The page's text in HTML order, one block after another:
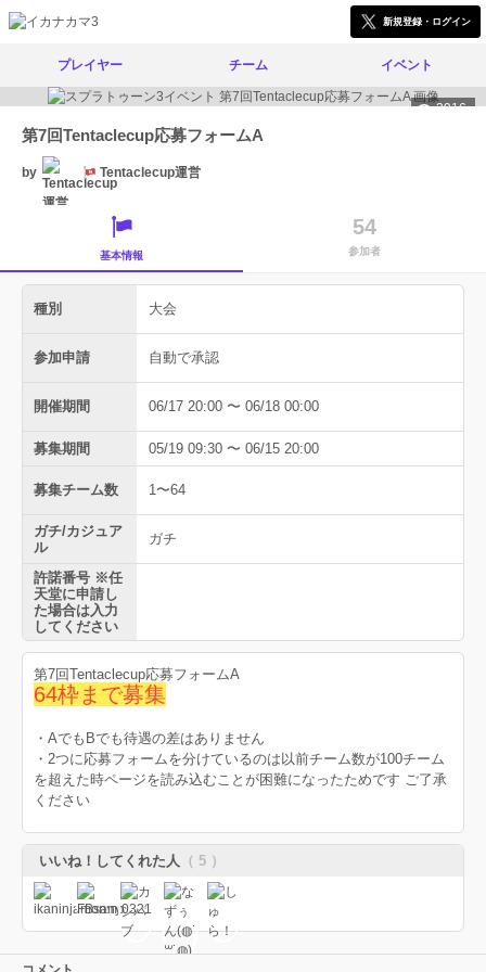
新規登録・ログイン
プレイヤー チーム イベント
3916
第7回Tentaclecup応募フォームA
by Tentaclecup運営
基本情報
54
参加者
種別 大会
参加申請 自動で承認
開催期間 06/17 20:00 〜 06/18 00:00
募集期間 05/19 09:30 〜 06/15 20:00
募集チーム数 1〜64
ガチ/カジュア
ル
ガチ
許諾番号 ※任
天堂に申請し
た場合は入力
してください
第7回Tentaclecup応募フォームA
64枠まで募集
・AでもBでも待遇の差はありません
・2つに応募フォームを分けているのは以前チーム数が100チーム
を超えた時ページを読み込むことが困難になったためです ご了承
ください
いいね！してくれた人 （ 5 ）